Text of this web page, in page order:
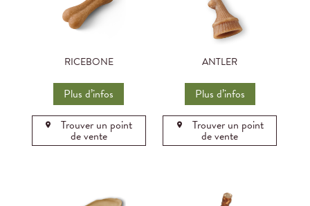
RICEBONE
Plus d’infos
Trouver un point
de vente
ANTLER
Plus d’infos
Trouver un point
de vente